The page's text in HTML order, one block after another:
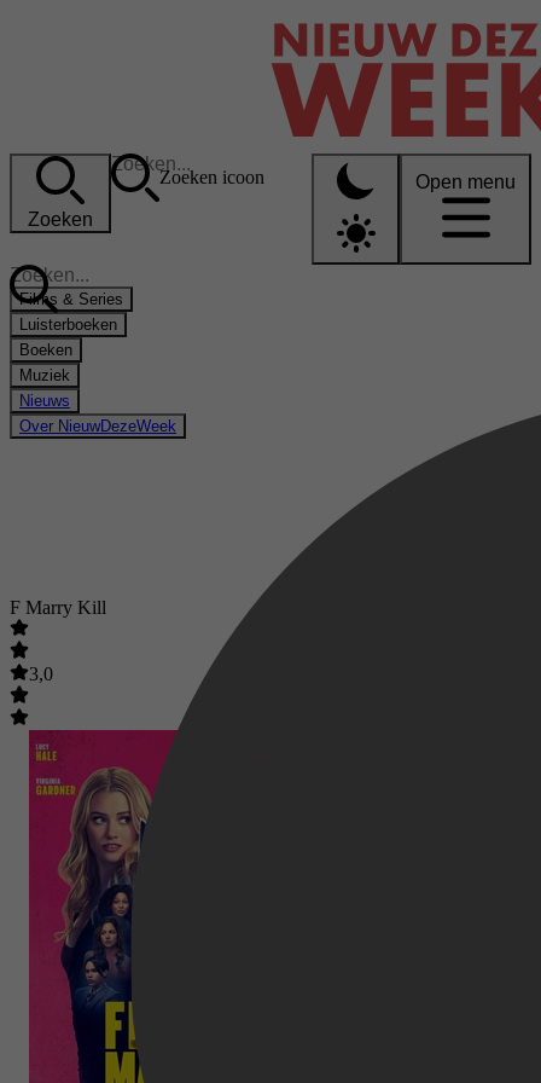
Zoeken
Zoeken icoon Open menu
Films & Series
Luisterboeken
Boeken
Muziek
Nieuws
Over NieuwDezeWeek
F Marry Kill
3,0